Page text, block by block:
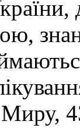
Миру,